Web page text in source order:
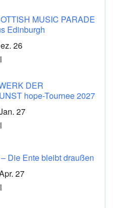
MUSIC PARADE
Edinburgh
26
DER
hope-Tournee 2027
27
Die Ente bleibt draußen
27